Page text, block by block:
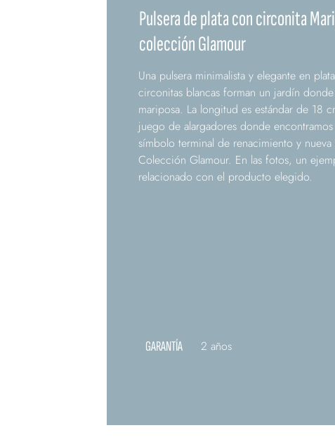
Pulsera de plata con circonita
colección Glamour
Una pulsera minimalista y elegante en
circonitas blancas forman un jardín
mariposa. La longitud es estándar de 18
juego de alargadores donde
símbolo terminal de renacimiento y
Colección Glamour. En las fotos, un
relacionado con el producto elegido.
GARANTÍA 2 años